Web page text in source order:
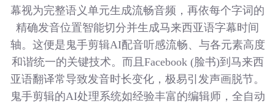
幕视为完整语义单元生成流畅音频，再依每个字词的
精确发音位置智能切分并生成马来西亚语字幕时间
轴。这便是鬼手剪辑AI配音听感流畅、与各元素高度
和谐统一的关键技术。而且Facebook (脸书)到马来西
亚语翻译常导致发音时长变化，极易引发声画脱节。
鬼手剪辑的AI处理系统如经验丰富的编辑师，全自动